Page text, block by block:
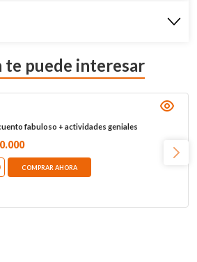
te puede interesar
fabuloso + actividades geniales
.000
COMPRAR AHORA